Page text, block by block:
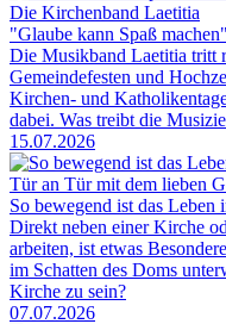
Die Kirchenband Laetitia
"Glaube kann Spaß machen"
Die Musikband Laetitia tritt
Gemeindefesten und
Kirchen- und
dabei. Was treibt die
15.07.2026
Tür an Tür mit dem lieben
So bewegend ist das Leben
Direkt neben einer Kirche
arbeiten, ist etwas
im Schatten des Doms
Kirche zu sein?
07.07.2026